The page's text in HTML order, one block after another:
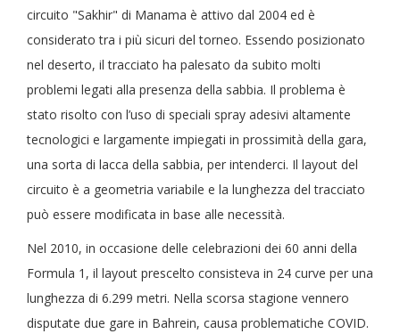
circuito "Sakhir" di Manama è attivo dal 2004 ed è
considerato tra i più sicuri del torneo. Essendo posizionato
nel deserto, il tracciato ha palesato da subito molti
problemi legati alla presenza della sabbia. Il problema è
stato risolto con l’uso di speciali spray adesivi altamente
tecnologici e largamente impiegati in prossimità della gara,
una sorta di lacca della sabbia, per intenderci. Il layout del
circuito è a geometria variabile e la lunghezza del tracciato
può essere modificata in base alle necessità.
Nel 2010, in occasione delle celebrazioni dei 60 anni della
Formula 1, il layout prescelto consisteva in 24 curve per una
lunghezza di 6.299 metri. Nella scorsa stagione vennero
disputate due gare in Bahrein, causa problematiche COVID.